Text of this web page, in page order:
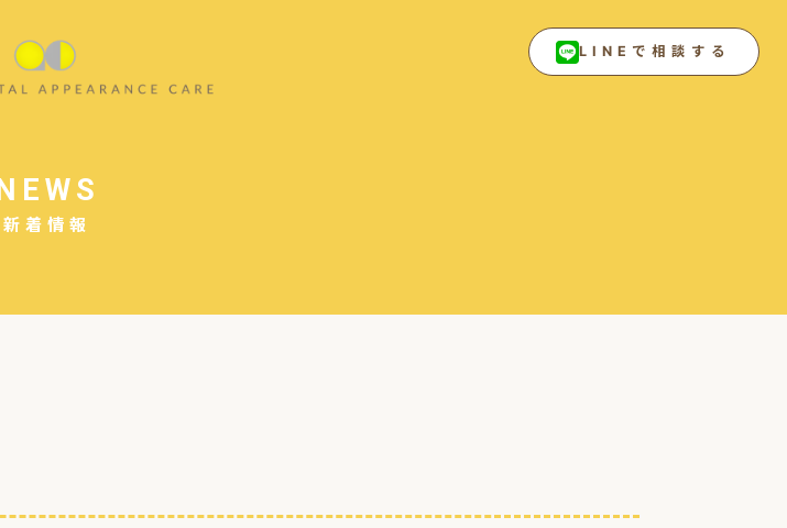
LINEで相談する
新着情報